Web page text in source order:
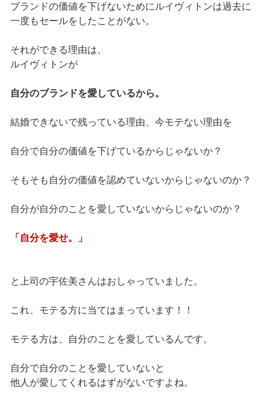
ブランドの価値を下げないためにルイヴィトンは過去に
一度もセールをしたことがない。
それができる理由は、
ルイヴィトンが
自分のブランドを愛しているから。
結婚できないで残っている理由、今モテない理由を
自分で自分の価値を下げているからじゃないか？
そもそも自分の価値を認めていないからじゃないのか？
自分が自分のことを愛していないからじゃないのか？
「自分を愛せ。」
と上司の宇佐美さんはおしゃっていました。
これ、モテる方に当てはまっています！！
モテる方は、自分のことを愛しているんです。
自分で自分のことを愛していないと
他人が愛してくれるはずがないですよね。